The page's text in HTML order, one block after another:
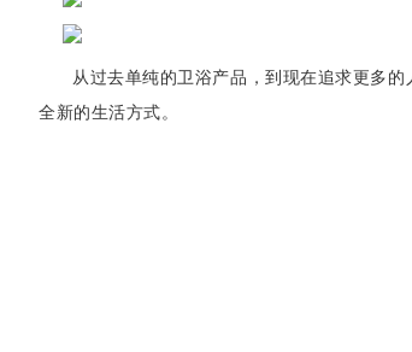
从过去单纯的卫浴产品，到现在追求更多
全新的生活方式。